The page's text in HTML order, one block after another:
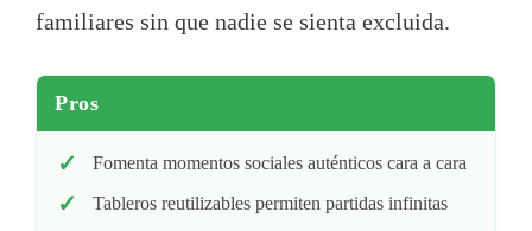
familiares sin que nadie se sienta excluida.
Pros
Fomenta momentos sociales auténticos cara a cara
Tableros reutilizables permiten partidas infinitas